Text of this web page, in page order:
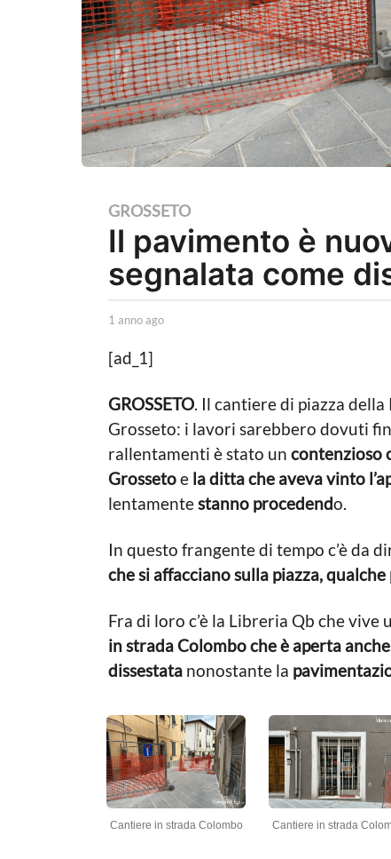
1
a
n
g
1
a
n
n
o
g
o
GROSSETO
Il pavimento è
segnalata come
b
L
a
o
l
i
t
i
c
a
o
c
a
1 anno ago
a
o
[ad_1]
GROSSETO. Il cantiere di piazza
Grosseto: i lavori sarebbero dovuti
rallentamenti è stato un contenzioso
Grossetoe la ditta che aveva vinto
lentamentestanno procedendo.
In questo frangente di tempo c’è da
che si affacciano sulla piazza,
Fra di loro c’è la Libreria Qb che vive
in strada Colombo che è aperta
dissestata nonostante la
Cantiere in strada Colombo Cantiere in strada